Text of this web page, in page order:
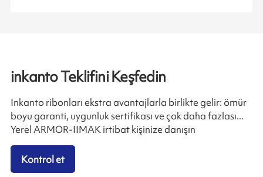
inkanto Teklifini Keşfedin
Inkanto ribonları ekstra avantajlarla birlikte gelir: ömür
boyu garanti, uygunluk sertifikası ve çok daha fazlası...
Yerel ARMOR-IIMAK irtibat kişinize danışın
Kontrol et